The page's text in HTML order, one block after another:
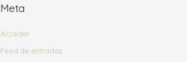
Meta
Acceder
Feed de entradas